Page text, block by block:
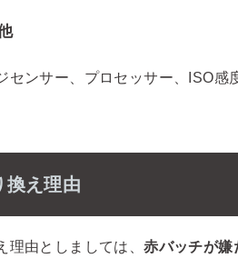
センサー、プロセッサー、ISO感
換え理由
理由としましては、赤バッチが嫌